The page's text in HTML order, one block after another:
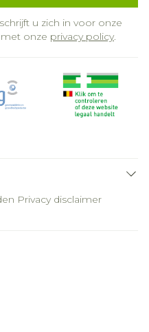
u zich in voor onze
onze privacy policy.
Privacy disclaimer